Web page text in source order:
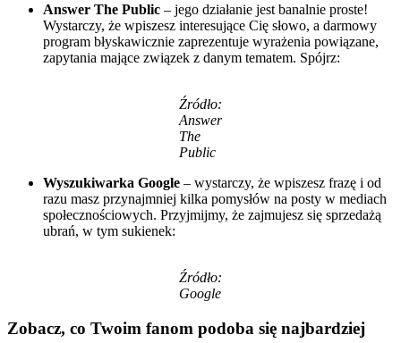
Answer The Public – jego działanie jest banalnie proste!
Wystarczy, że wpiszesz interesujące Cię słowo, a darmowy
program błyskawicznie zaprezentuje wyrażenia powiązane,
zapytania mające związek z danym tematem. Spójrz:
Źródło:
Answer
The
Public
Wyszukiwarka Google – wystarczy, że wpiszesz frazę i od
razu masz przynajmniej kilka pomysłów na posty w mediach
społecznościowych. Przyjmijmy, że zajmujesz się sprzedażą
ubrań, w tym sukienek:
Źródło:
Google
Zobacz, co Twoim fanom podoba się najbardziej